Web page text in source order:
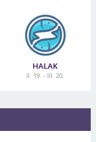
HALAK
II. 19. - III. 20.